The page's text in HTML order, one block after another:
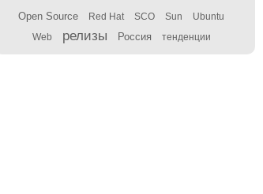
Open Source Red Hat SCO Sun Ubuntu
Web релизы Россия тенденции